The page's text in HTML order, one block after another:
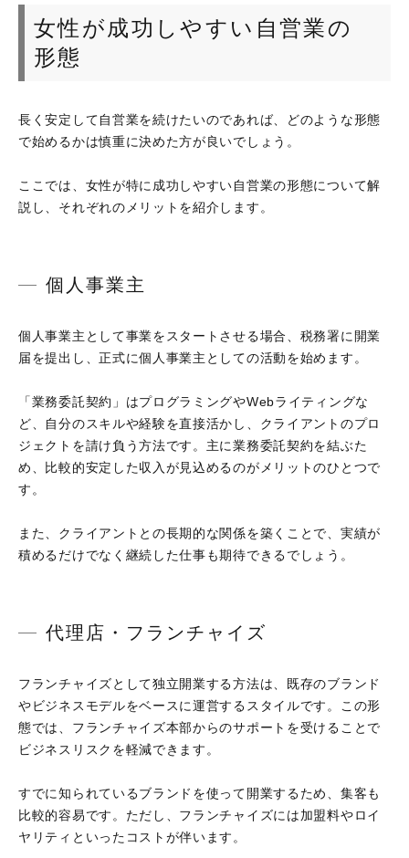
女性が成功しやすい自営業の
形態
長く安定して自営業を続けたいのであれば、どのような形態
で始めるかは慎重に決めた方が良いでしょう。
ここでは、女性が特に成功しやすい自営業の形態について解
説し、それぞれのメリットを紹介します。
個人事業主
個人事業主として事業をスタートさせる場合、税務署に開業
届を提出し、正式に個人事業主としての活動を始めます。
「業務委託契約」はプログラミングやWebライティングな
ど、自分のスキルや経験を直接活かし、クライアントのプロ
ジェクトを請け負う方法です。主に業務委託契約を結ぶた
め、比較的安定した収入が見込めるのがメリットのひとつで
す。
また、クライアントとの長期的な関係を築くことで、実績が
積めるだけでなく継続した仕事も期待できるでしょう。
代理店・フランチャイズ
フランチャイズとして独立開業する方法は、既存のブランド
やビジネスモデルをベースに運営するスタイルです。この形
態では、フランチャイズ本部からのサポートを受けることで
ビジネスリスクを軽減できます。
すでに知られているブランドを使って開業するため、集客も
比較的容易です。ただし、フランチャイズには加盟料やロイ
ヤリティといったコストが伴います。